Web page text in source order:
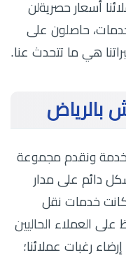
أسعار حصريةلن
حاصلون على
هي ما تتحدث عنا.
بالرياض
ونقدم مجموعة
دائم على مدار
خدمات نقل
العملاء الحاليين
رغبات عملائنا؛